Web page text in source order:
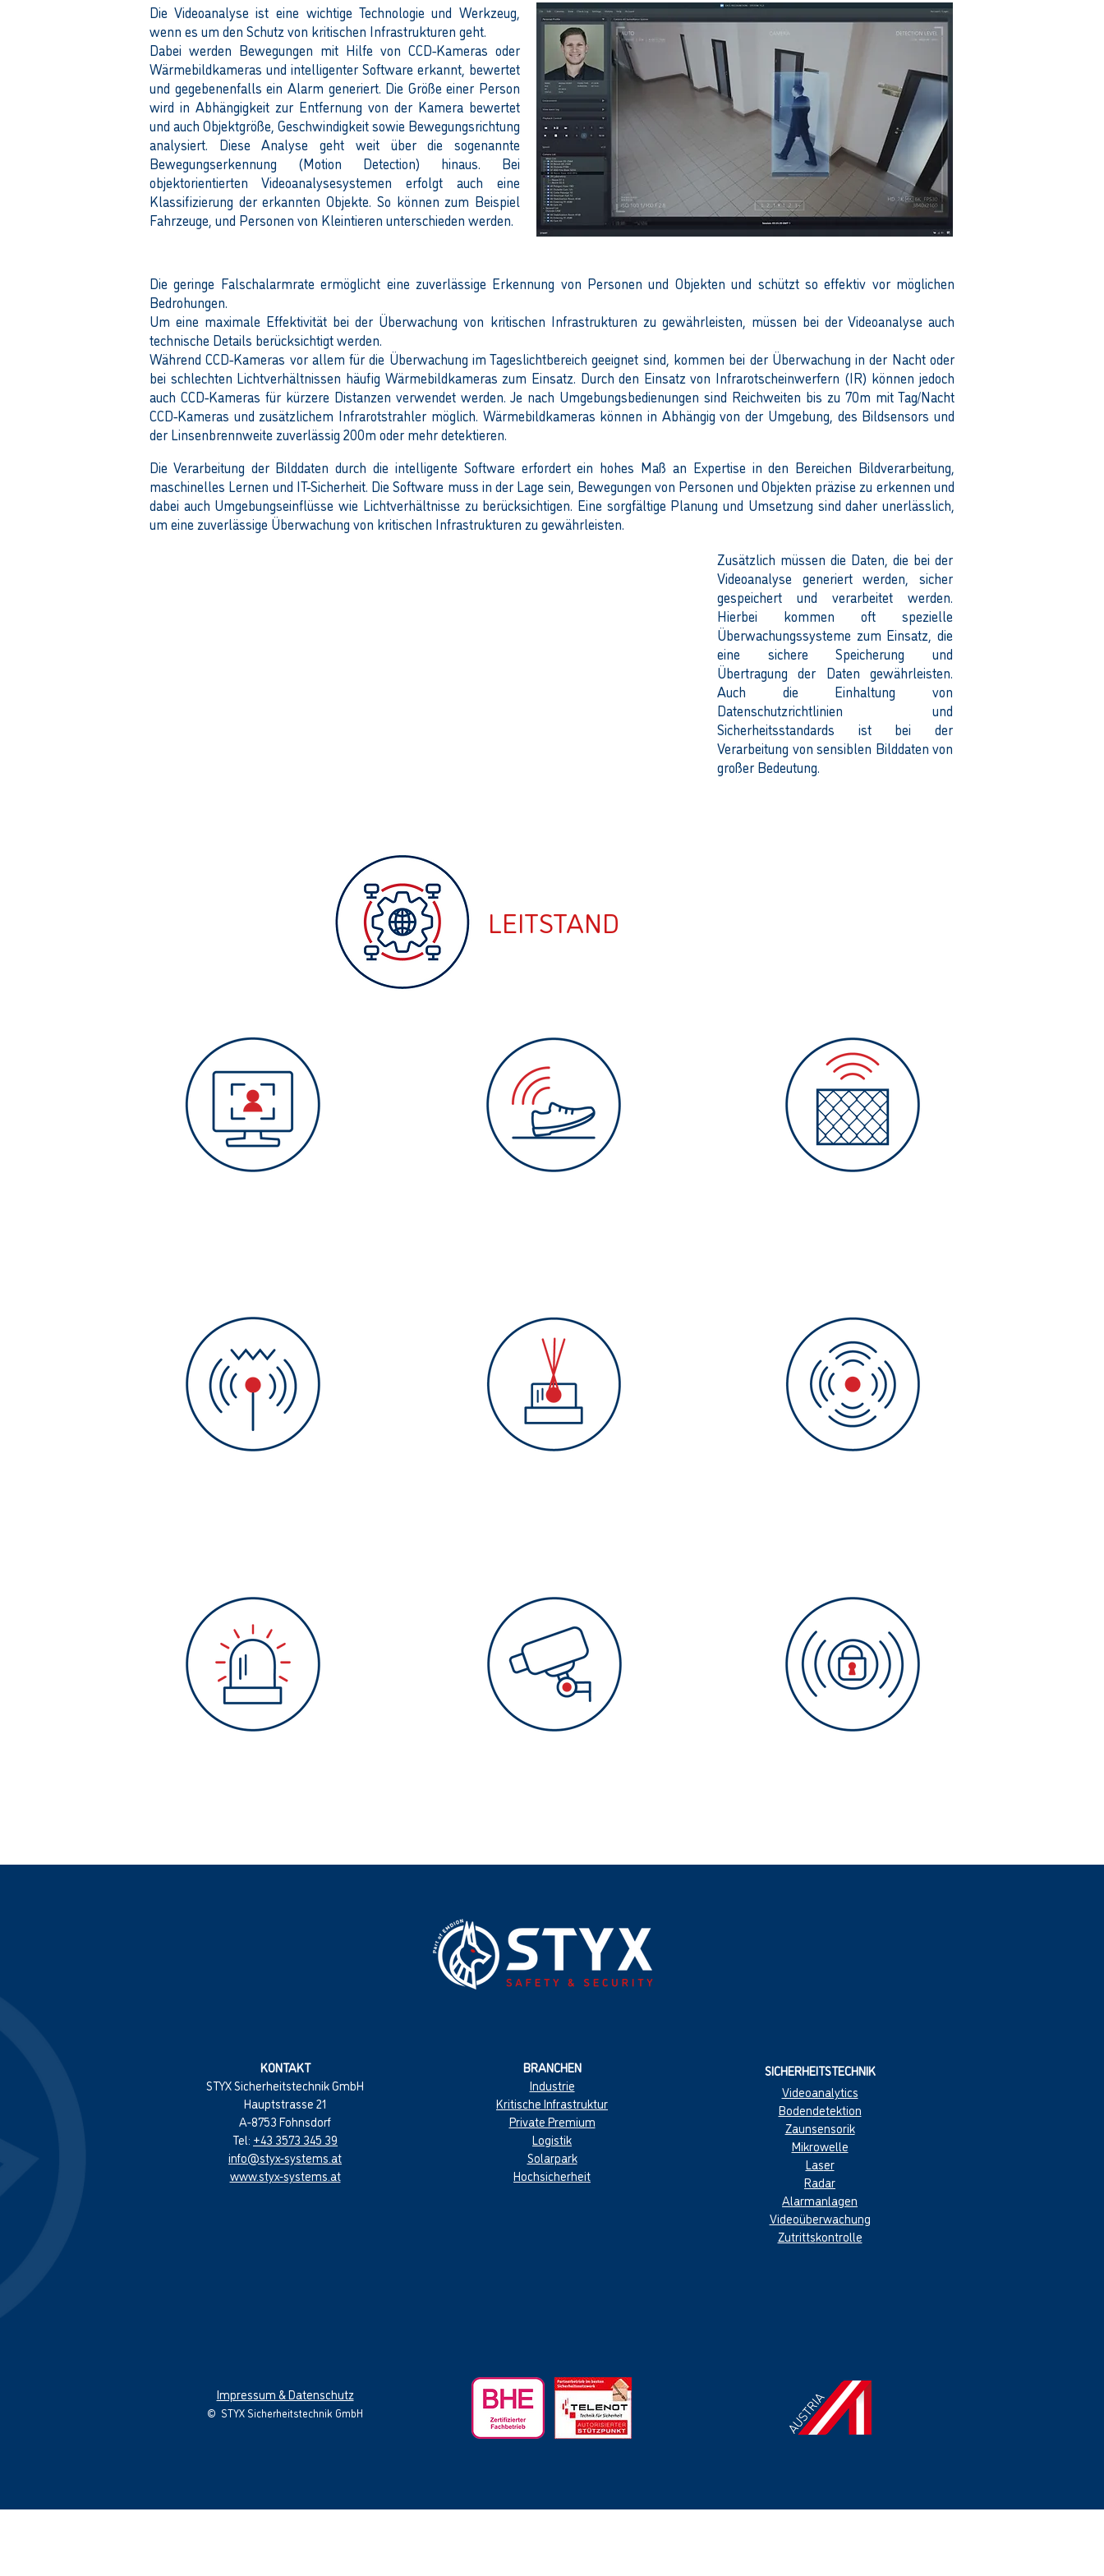
Die Videoanalyse ist eine wichtige Technologie und Werkzeug,
wenn es um den Schutz von kritischen Infrastrukturen geht.
Dabei werden Bewegungen mit Hilfe von CCD-Kameras oder
Wärmebildkameras und intelligenter Software erkannt, bewertet
und gegebenenfalls ein Alarm generiert. Die Größe einer Person
wird in Abhängigkeit zur Entfernung von der Kamera bewertet
und auch Objektgröße, Geschwindigkeit sowie Bewegungsrichtung
analysiert. Diese Analyse geht weit über die sogenannte
Bewegungserkennung (Motion Detection) hinaus. Bei
objektorientierten Videoanalysesystemen erfolgt auch eine
Klassifizierung der erkannten Objekte. So können zum Beispiel
Fahrzeuge, und Personen von Kleintieren unterschieden werden.
Die geringe Falschalarmrate ermöglicht eine zuverlässige Erkennung von Personen und Objekten und schützt so effektiv vor möglichen
Bedrohungen.
Um eine maximale Effektivität bei der Überwachung von kritischen Infrastrukturen zu gewährleisten, müssen bei der Videoanalyse auch
technische Details berücksichtigt werden.
Während CCD-Kameras vor allem für die Überwachung im Tageslichtbereich geeignet sind, kommen bei der Überwachung in der Nacht oder
bei schlechten Lichtverhältnissen häufig Wärmebildkameras zum Einsatz. Durch den Einsatz von Infrarotscheinwerfern (IR) können jedoch
auch CCD-Kameras für kürzere Distanzen verwendet werden. Je nach Umgebungsbedienungen sind Reichweiten bis zu 70m mit Tag/Nacht
CCD-Kameras und zusätzlichem Infrarotstrahler möglich. Wärmebildkameras können in Abhängig von der Umgebung, des Bildsensors und
der Linsenbrennweite zuverlässig 200m oder mehr detektieren.
Die Verarbeitung der Bilddaten durch die intelligente Software erfordert ein hohes Maß an Expertise in den Bereichen Bildverarbeitung,
maschinelles Lernen und IT-Sicherheit. Die Software muss in der Lage sein, Bewegungen von Personen und Objekten präzise zu erkennen und
dabei auch Umgebungseinflüsse wie Lichtverhältnisse zu berücksichtigen. Eine sorgfältige Planung und Umsetzung sind daher unerlässlich,
um eine zuverlässige Überwachung von kritischen Infrastrukturen zu gewährleisten.
Zusätzlich müssen die Daten, die bei der
Videoanalyse generiert werden, sicher
gespeichert und verarbeitet werden.
Hierbei kommen oft spezielle
Überwachungssysteme zum Einsatz, die
eine sichere Speicherung und
Übertragung der Daten gewährleisten.
Auch die Einhaltung von
Datenschutzrichtlinien und
Sicherheitsstandards ist bei der
Verarbeitung von sensiblen Bilddaten von
großer Bedeutung.
LEITSTAND
KONTAKT
STYX Sicherheitstechnik GmbH
Hauptstrasse 21
A-8753 Fohnsdorf
Tel: +43 3573 345 39
info@styx-systems.at
www.styx-systems.at
BRANCHEN
Industrie
Kritische Infrastruktur
Private Premium
Logistik
Solarpark
Hochsicherheit
SICHERHEITSTECHNIK
Videoanalytics
Bodendetektion
Zaunsensorik
Mikrowelle
Laser
Radar
Alarmanlagen
Videoüberwachung
Zutrittskontrolle
Impressum & Datenschutz
© STYX Sicherheitstechnik GmbH